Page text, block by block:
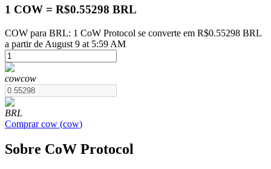
Futuros de USDT
1 COW = R$0.55298 BRL
COW para BRL: 1 CoW Protocol se converte em R$0.55298 BRL
a partir de August 9 at 5:59 AM
cowcow
BRL
Comprar cow (cow)
Sobre CoW Protocol